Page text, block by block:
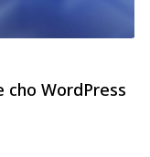
cho WordPress